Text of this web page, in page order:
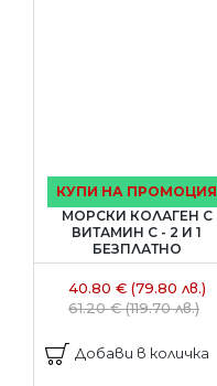
КУПИ НА ПРОМОЦИЯ
МОРСКИ КОЛАГЕН С
ВИТАМИН С - 2 И 1
БЕЗПЛАТНО
40.80 € (79.80 лв.)
61.20 € (119.70 лв.)
Добави в количка